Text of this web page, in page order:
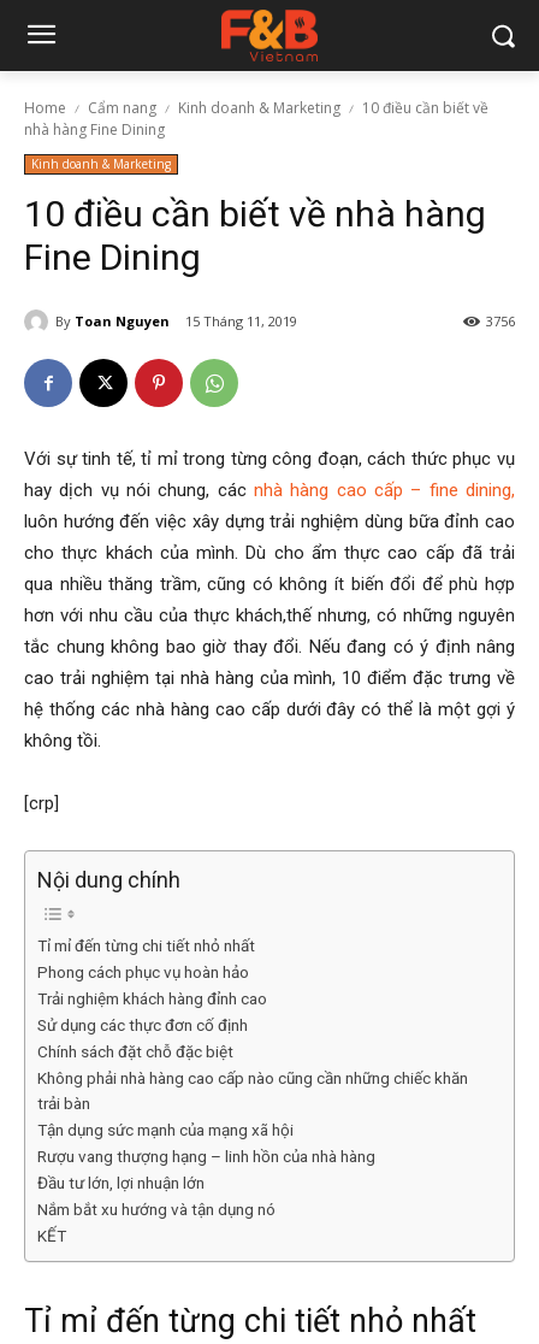
Home Cẩm nang Kinh doanh & Marketing
10 điều cần biết về
nhà hàng Fine Dining
Kinh doanh & Marketing
10 điều cần biết về nhà hàng
Fine Dining
By Toan Nguyen 15 Tháng 11, 2019 3756
Với sự tinh tế, tỉ mỉ trong từng công đoạn, cách thức phục vụ
hay dịch vụ nói chung, các nhà hàng cao cấp – fine dining,
luôn hướng đến việc xây dựng trải nghiệm dùng bữa đỉnh cao
cho thực khách của mình. Dù cho ẩm thực cao cấp đã trải
qua nhiều thăng trầm, cũng có không ít biến đổi để phù hợp
hơn với nhu cầu của thực khách,thế nhưng, có những nguyên
tắc chung không bao giờ thay đổi. Nếu đang có ý định nâng
cao trải nghiệm tại nhà hàng của mình, 10 điểm đặc trưng về
hệ thống các nhà hàng cao cấp dưới đây có thể là một gợi ý
không tồi.
[crp]
Nội dung chính
Tỉ mỉ đến từng chi tiết nhỏ nhất
Phong cách phục vụ hoàn hảo
Trải nghiệm khách hàng đỉnh cao
Sử dụng các thực đơn cố định
Chính sách đặt chỗ đặc biệt
Không phải nhà hàng cao cấp nào cũng cần những chiếc khăn
trải bàn
Tận dụng sức mạnh của mạng xã hội
Rượu vang thượng hạng – linh hồn của nhà hàng
Đầu tư lớn, lợi nhuận lớn
Nắm bắt xu hướng và tận dụng nó
KẾT
Tỉ mỉ đến từng chi tiết nhỏ nhất